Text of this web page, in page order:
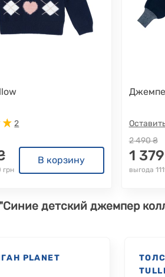
2
грн
В корзину
2 490 ₴
1
выгода
детский джемпер
PLANET